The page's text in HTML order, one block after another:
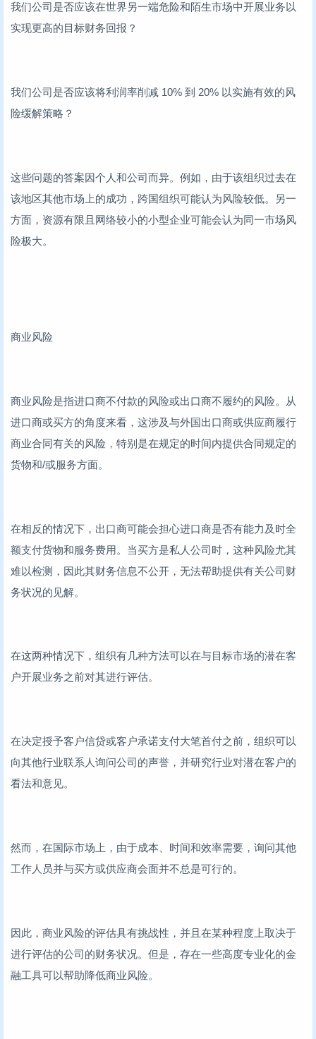
我们公司是否应该在世界另一端危险和陌生市场中开展业务以
实现更高的目标财务回报？
我们公司是否应该将利润率削减 10% 到 20% 以实施有效的风
险缓解策略？
这些问题的答案因个人和公司而异。例如，由于该组织过去在
该地区其他市场上的成功，跨国组织可能认为风险较低。另一
方面，资源有限且网络较小的小型企业可能会认为同一市场风
险极大。
商业风险
商业风险是指进口商不付款的风险或出口商不履约的风险。从
进口商或买方的角度来看，这涉及与外国出口商或供应商履行
商业合同有关的风险，特别是在规定的时间内提供合同规定的
货物和/或服务方面。
在相反的情况下，出口商可能会担心进口商是否有能力及时全
额支付货物和服务费用。当买方是私人公司时，这种风险尤其
难以检测，因此其财务信息不公开，无法帮助提供有关公司财
务状况的见解。
在这两种情况下，组织有几种方法可以在与目标市场的潜在客
户开展业务之前对其进行评估。
在决定授予客户信贷或客户承诺支付大笔首付之前，组织可以
向其他行业联系人询问公司的声誉，并研究行业对潜在客户的
看法和意见。
然而，在国际市场上，由于成本、时间和效率需要，询问其他
工作人员并与买方或供应商会面并不总是可行的。
因此，商业风险的评估具有挑战性，并且在某种程度上取决于
进行评估的公司的财务状况。但是，存在一些高度专业化的金
融工具可以帮助降低商业风险。